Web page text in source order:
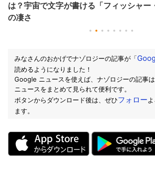
宙で文字が書ける「フィッシャー・スペ
みなさんのおかげでナゾロジーの記事が「
読めるようになりました！
Google ニュースを使えば、ナゾロジーの記事
ニュースをまとめて見られて便利です。
ボタンからダウンロード後は、ぜひフォロー
ます。